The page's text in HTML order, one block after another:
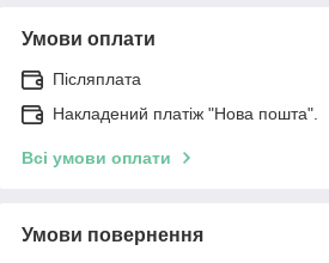
Умови оплати
Післяплата
Накладений платіж "Нова пошта".
Всі умови оплати
Умови повернення